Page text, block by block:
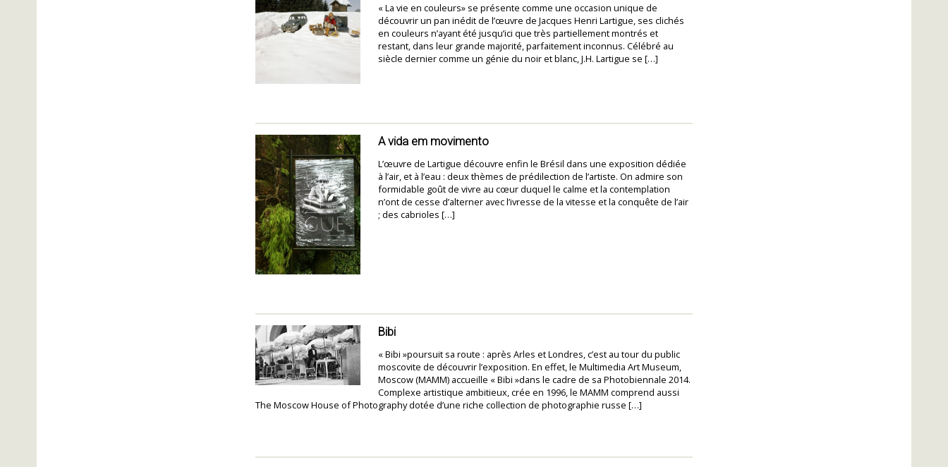
« La vie en couleurs» se présente comme une occasion unique de
découvrir un pan inédit de l’œuvre de Jacques Henri Lartigue, ses clichés
en couleurs n’ayant été jusqu’ici que très partiellement montrés et
restant, dans leur grande majorité, parfaitement inconnus. Célébré au
siècle dernier comme un génie du noir et blanc, J.H. Lartigue se […]
A vida em movimento
L’œuvre de Lartigue découvre enfin le Brésil dans une exposition dédiée
à l’air, et à l’eau : deux thèmes de prédilection de l’artiste. On admire son
formidable goût de vivre au cœur duquel le calme et la contemplation
n’ont de cesse d’alterner avec l’ivresse de la vitesse et la conquête de l’air
; des cabrioles […]
Bibi
« Bibi »poursuit sa route : après Arles et Londres, c’est au tour du public
moscovite de découvrir l’exposition. En effet, le Multimedia Art Museum,
Moscow (MAMM) accueille « Bibi »dans le cadre de sa Photobiennale 2014.
Complexe artistique ambitieux, crée en 1996, le MAMM comprend aussi
The Moscow House of Photography dotée d’une riche collection de photographie russe […]